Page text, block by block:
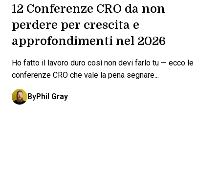
12 Conferenze CRO da non
perdere per crescita e
approfondimenti nel 2026
Ho fatto il lavoro duro così non devi farlo tu — ecco le
conferenze CRO che vale la pena segnare...
ByPhil Gray